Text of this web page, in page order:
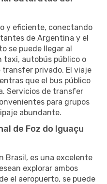
y eficiente, conectando
de Argentina y el
se puede llegar al
taxi, autobús público o
privado. El viaje
que el bus público
Servicios de transfer
para grupos
abundante.
de Foz do Iguaçu
Brasil, es una excelente
explorar ambos
el aeropuerto, se puede